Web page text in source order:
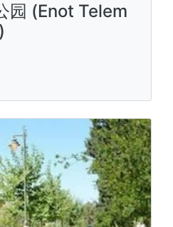
园 (Enot Telem